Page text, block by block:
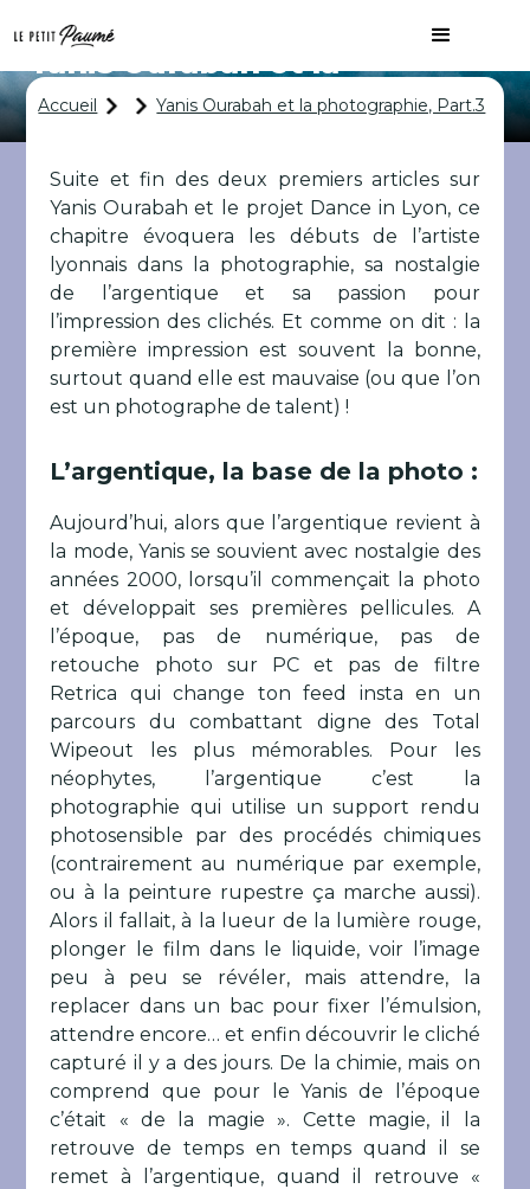
Yanis Ourabah et la
photographie, Part.3
Accueil Yanis Ourabah et la photographie, Part.3
Suite et fin des deux premiers articles sur
Yanis Ourabah et le projet Dance in Lyon, ce
chapitre évoquera les débuts de l’artiste
lyonnais dans la photographie, sa nostalgie
de l’argentique et sa passion pour
l’impression des clichés. Et comme on dit : la
première impression est souvent la bonne,
surtout quand elle est mauvaise (ou que l’on
est un photographe de talent) !
L’argentique, la base de la photo :
Aujourd’hui, alors que l’argentique revient à
la mode, Yanis se souvient avec nostalgie des
années 2000, lorsqu’il commençait la photo
et développait ses premières pellicules. A
l’époque, pas de numérique, pas de
retouche photo sur PC et pas de filtre
Retrica qui change ton feed insta en un
parcours du combattant digne des Total
Wipeout les plus mémorables. Pour les
néophytes, l’argentique c’est la
photographie qui utilise un support rendu
photosensible par des procédés chimiques
(contrairement au numérique par exemple,
ou à la peinture rupestre ça marche aussi).
Alors il fallait, à la lueur de la lumière rouge,
plonger le film dans le liquide, voir l’image
peu à peu se révéler, mais attendre, la
replacer dans un bac pour fixer l’émulsion,
attendre encore… et enfin découvrir le cliché
capturé il y a des jours. De la chimie, mais on
comprend que pour le Yanis de l’époque
c’était « de la magie ». Cette magie, il la
retrouve de temps en temps quand il se
remet à l’argentique, quand il retrouve «